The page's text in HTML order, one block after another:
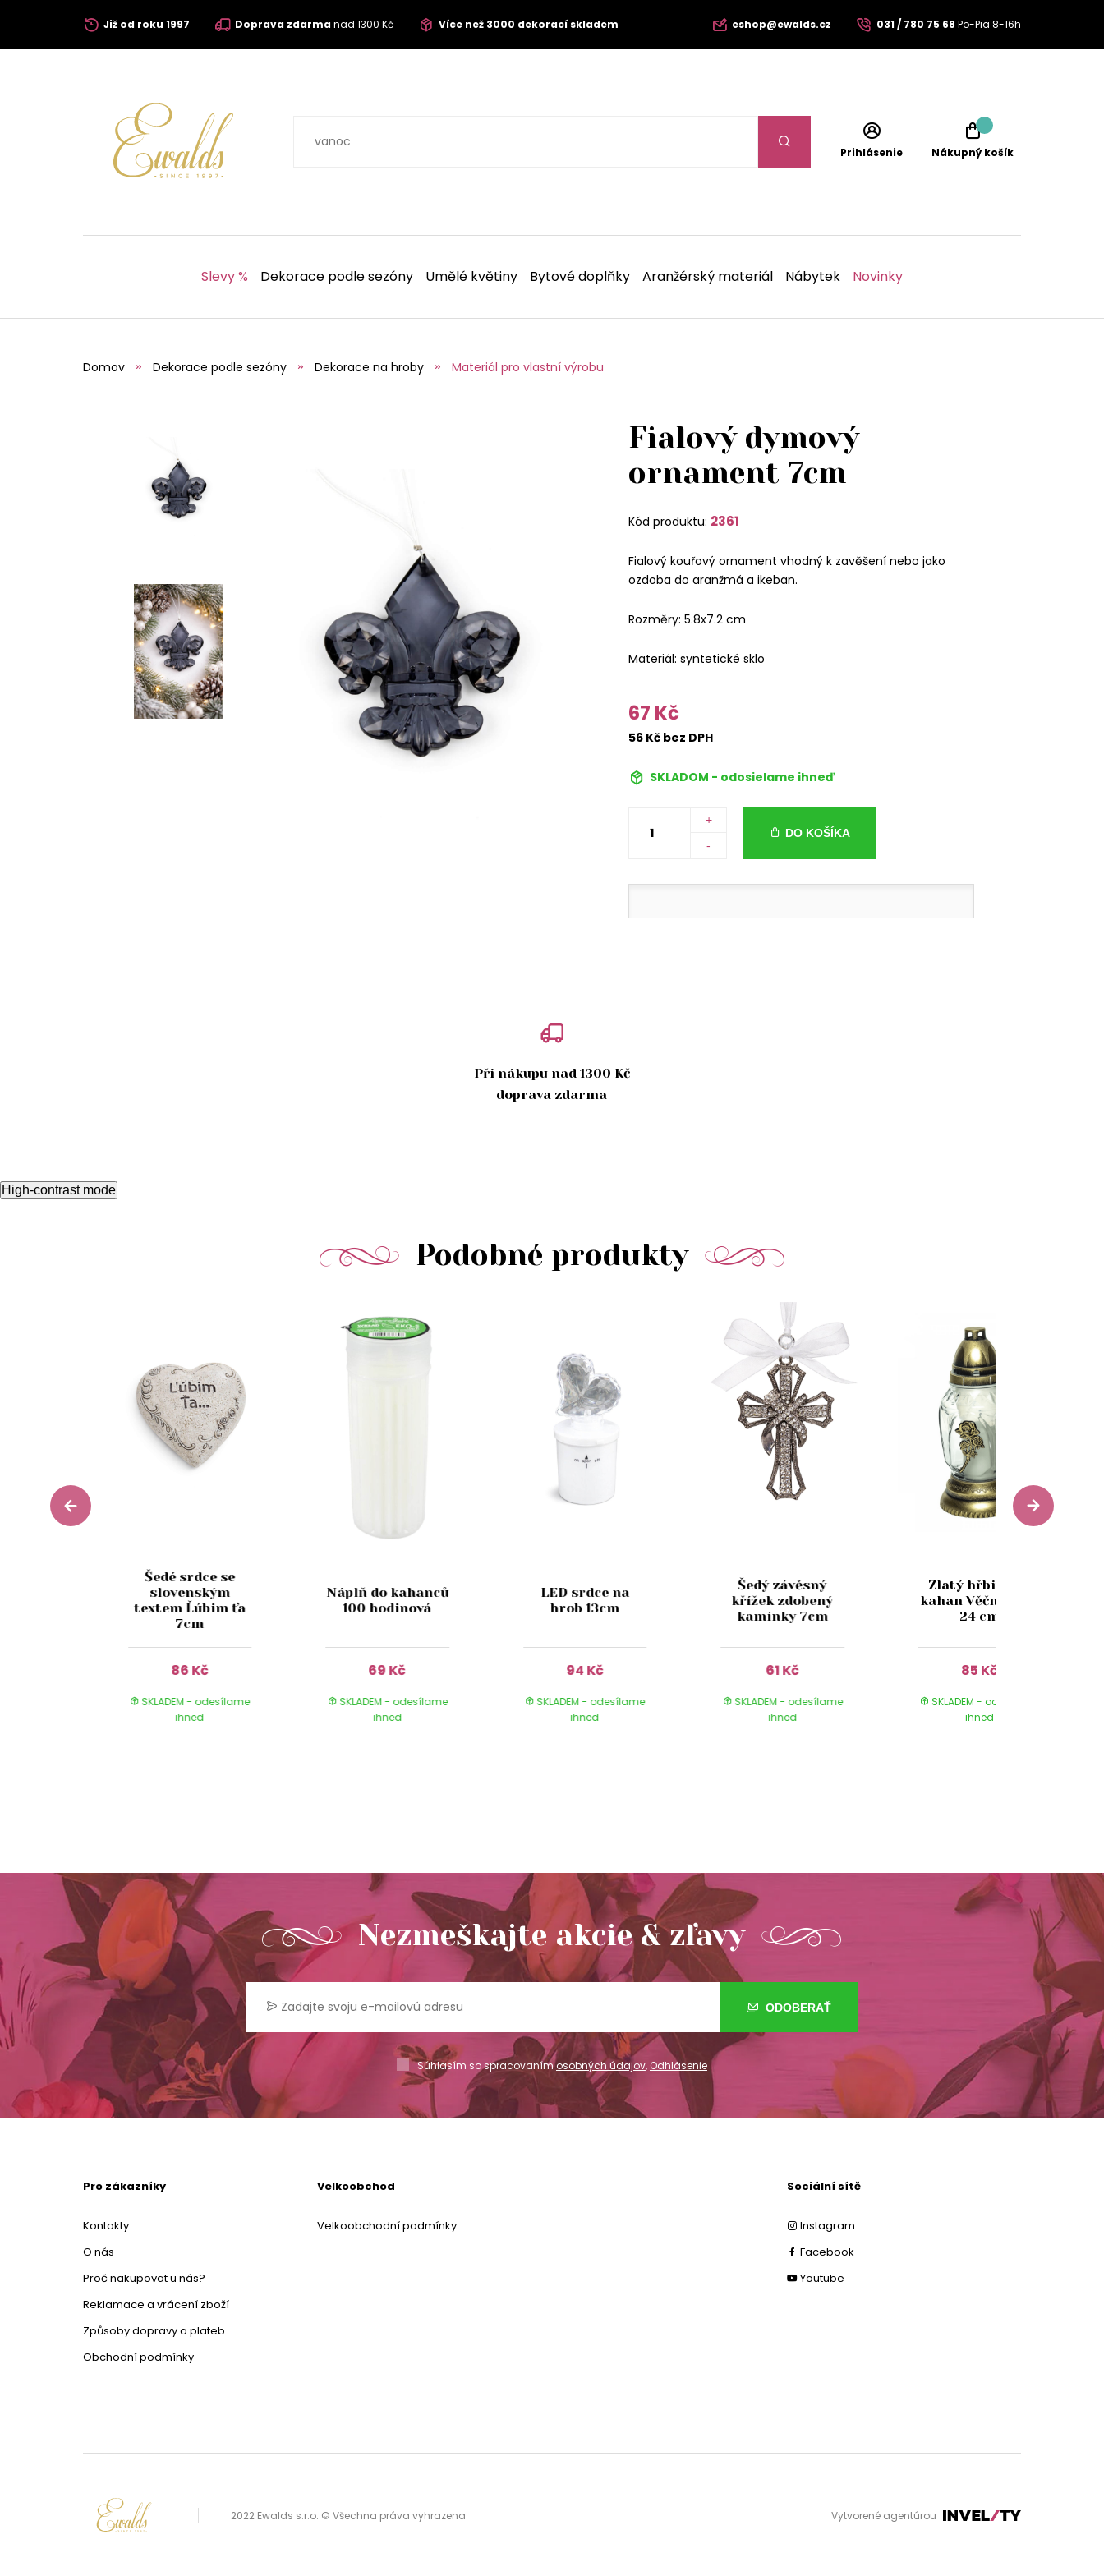
Již od roku 1997 Doprava zdarmanad 1300 Kč Více než 3000 dekorací skladem eshop@ewalds.cz 031 / 780 75 68 Po-Pia 8-16h
Prihlásenie Nákupný košík
Slevy % Dekorace podle sezóny Umělé květiny Bytové doplňky Aranžérský materiál Nábytek Novinky
Domov Dekorace podle sezóny Dekorace na hroby Materiál pro vlastní výrobu
Fialový dymový
ornament 7cm
Kód produktu: 2361
Fialový kouřový ornament vhodný k zavěšení nebo jako
ozdoba do aranžmá a ikeban.
Rozměry: 5.8x7.2 cm
Materiál: syntetické sklo
67 Kč
56 Kč bez DPH
SKLADOM - odosielame ihneď
+
-
DO KOŠÍKA
Při nákupu nad 1300 Kč
doprava zdarma
High-contrast mode
Podobné produkty
Šedé srdce se
slovenským
textem Ľúbim ťa
7cm
86 Kč
SKLADEM - odesílame
ihned
Náplň do kahanců
100 hodinová
69 Kč
SKLADEM - odesílame
ihned
LED srdce na
hrob 13cm
94 Kč
SKLADEM - odesílame
ihned
Šedý závěsný
křížek zdobený
kamínky 7cm
61 Kč
SKLADEM - odesílame
ihned
Zlatý hřbitovní
kahan Věčná růže
24 cm
85 Kč
SKLADEM - odesílame
ihned
Nezmeškajte akcie & zľavy
ODOBERAŤ
Súhlasím so spracovanímosobných údajov,Odhlásenie
Pro zákazníky
Kontakty
O nás
Proč nakupovat u nás?
Reklamace a vrácení zboží
Způsoby dopravy a plateb
Obchodní podmínky
Velkoobchod
Velkoobchodní podmínky
Sociální sítě
Instagram
Facebook
Youtube
2022 Ewalds s.r.o. © Všechna práva vyhrazena Vytvorené agentúrou